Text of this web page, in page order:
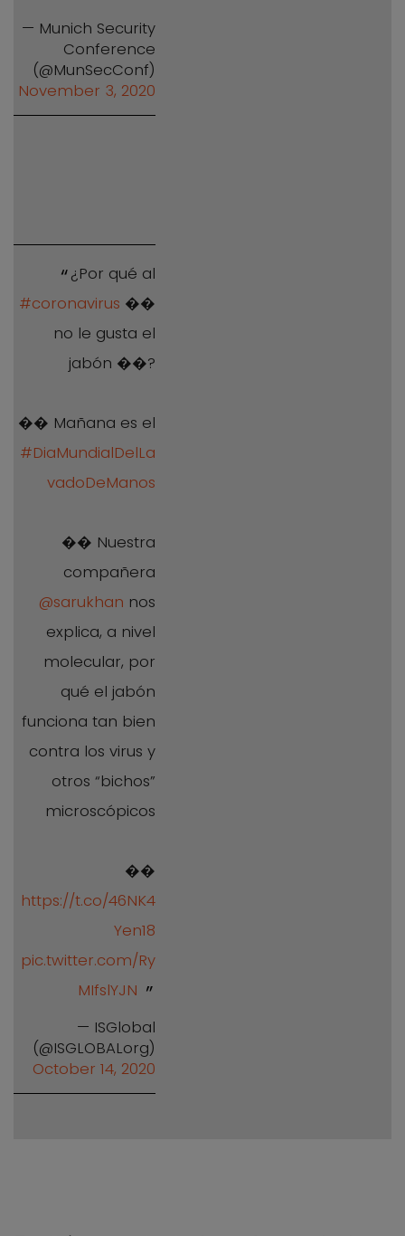
— Munich Security
Conference
(@MunSecConf)
November 3, 2020
¿Por qué al
#coronavirus ��
no le gusta el
jabón ��?
�� Mañana es el
#DiaMundialDelLa
vadoDeManos
�� Nuestra
compañera
@sarukhan nos
explica, a nivel
molecular, por
qué el jabón
funciona tan bien
contra los virus y
otros “bichos”
microscópicos
��
https://t.co/46NK4
Yen18
pic.twitter.com/Ry
MIfslYJN
— ISGlobal
(@ISGLOBALorg)
October 14, 2020